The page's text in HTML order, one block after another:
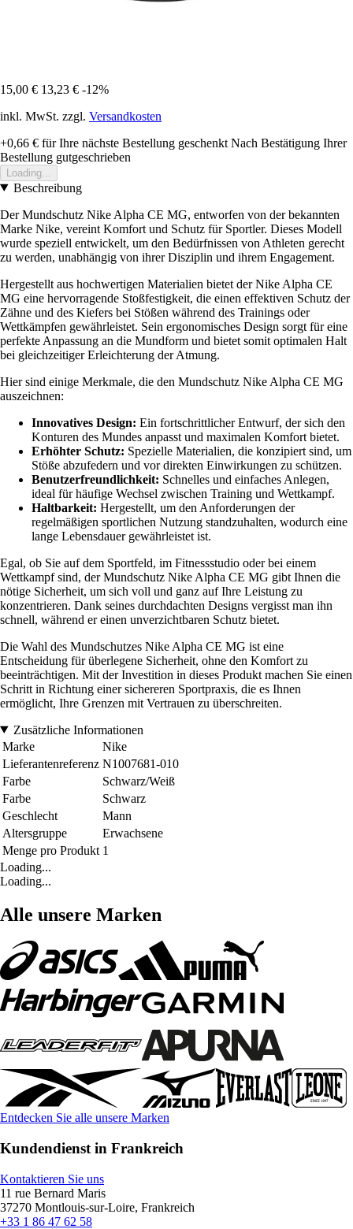
15,00 € 13,23 € -12%
inkl. MwSt. zzgl. Versandkosten
+0,66 € für Ihre nächste Bestellung geschenkt Nach Bestätigung Ihrer
Bestellung gutgeschrieben
Loading...
Beschreibung
Der Mundschutz Nike Alpha CE MG, entworfen von der bekannten
Marke Nike, vereint Komfort und Schutz für Sportler. Dieses Modell
wurde speziell entwickelt, um den Bedürfnissen von Athleten gerecht
zu werden, unabhängig von ihrer Disziplin und ihrem Engagement.
Hergestellt aus hochwertigen Materialien bietet der Nike Alpha CE
MG eine hervorragende Stoßfestigkeit, die einen effektiven Schutz der
Zähne und des Kiefers bei Stößen während des Trainings oder
Wettkämpfen gewährleistet. Sein ergonomisches Design sorgt für eine
perfekte Anpassung an die Mundform und bietet somit optimalen Halt
bei gleichzeitiger Erleichterung der Atmung.
Hier sind einige Merkmale, die den Mundschutz Nike Alpha CE MG
auszeichnen:
Innovatives Design: Ein fortschrittlicher Entwurf, der sich den
Konturen des Mundes anpasst und maximalen Komfort bietet.
Erhöhter Schutz: Spezielle Materialien, die konzipiert sind, um
Stöße abzufedern und vor direkten Einwirkungen zu schützen.
Benutzerfreundlichkeit: Schnelles und einfaches Anlegen,
ideal für häufige Wechsel zwischen Training und Wettkampf.
Haltbarkeit: Hergestellt, um den Anforderungen der
regelmäßigen sportlichen Nutzung standzuhalten, wodurch eine
lange Lebensdauer gewährleistet ist.
Egal, ob Sie auf dem Sportfeld, im Fitnessstudio oder bei einem
Wettkampf sind, der Mundschutz Nike Alpha CE MG gibt Ihnen die
nötige Sicherheit, um sich voll und ganz auf Ihre Leistung zu
konzentrieren. Dank seines durchdachten Designs vergisst man ihn
schnell, während er einen unverzichtbaren Schutz bietet.
Die Wahl des Mundschutzes Nike Alpha CE MG ist eine
Entscheidung für überlegene Sicherheit, ohne den Komfort zu
beeinträchtigen. Mit der Investition in dieses Produkt machen Sie einen
Schritt in Richtung einer sichereren Sportpraxis, die es Ihnen
ermöglicht, Ihre Grenzen mit Vertrauen zu überschreiten.
Zusätzliche Informationen
Marke
Nike
Lieferantenreferenz N1007681-010
Farbe
Schwarz/Weiß
Farbe
Schwarz
Geschlecht
Mann
Altersgruppe
Erwachsene
Menge pro Produkt 1
Loading...
Loading...
Alle unsere Marken
Entdecken Sie alle unsere Marken
Kundendienst in Frankreich
Kontaktieren Sie uns
11 rue Bernard Maris
37270 Montlouis-sur-Loire, Frankreich
+33 1 86 47 62 58